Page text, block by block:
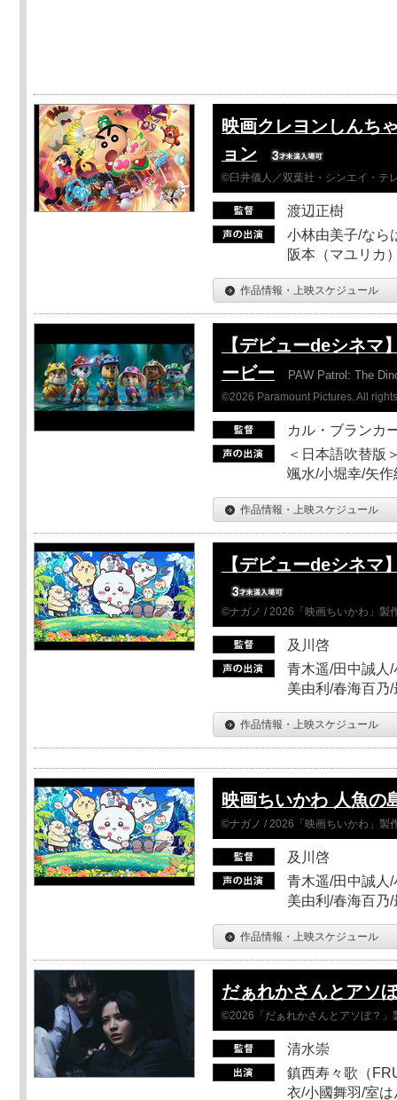
映画クレヨンしんち
ョン
©臼井儀人／双葉社・シンエイ・テ
渡辺正樹
小林由美子/なら
阪本（マユリカ
作品情報・上映スケジュール
【デビューdeシネマ
ービー
PAW Patrol: The
©2026 Paramount Pictures. All
カル・ブランカ
＜日本語吹替版
颯水/小堀幸/矢作
作品情報・上映スケジュール
【デビューdeシネマ
©ナガノ / 2026「映画ちいかわ」製
及川啓
青木遥/田中誠人
美由利/春海百乃
作品情報・上映スケジュール
映画ちいかわ 人魚の
©ナガノ / 2026「映画ちいかわ」製
及川啓
青木遥/田中誠人
美由利/春海百乃
作品情報・上映スケジュール
だぁれかさんとアソ
©2026「だぁれかさんとアソぼ？」
清水崇
鎮西寿々歌（
衣/小國舞羽/室